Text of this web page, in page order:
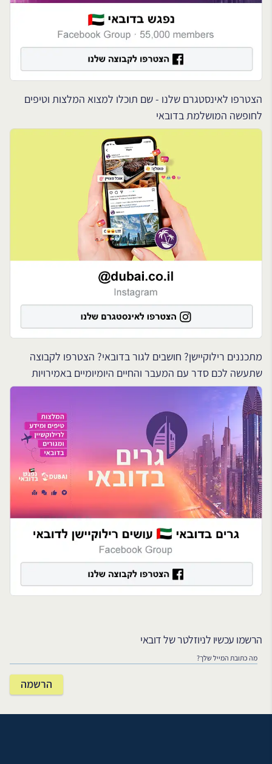
הצטרפו לאינסטגרם שלנו - שם תוכלו למצוא המלצות וטיפים
לחופשה המושלמת בדובאי
מתכננים רילוקיישן? חושבים לגור בדובאי? הצטרפו לקבוצה
שתעשה לכם סדר עם המעבר והחיים היומיומיים באמירויות
הרשמו עכשיו לניוזלטר של דובאי